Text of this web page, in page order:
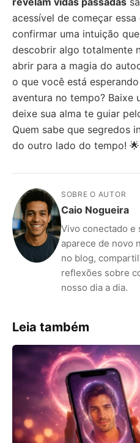
acessível de começar
confirmar uma intuição
descobrir algo totalmente
abrir para a magia do
o que você está
aventura no tempo? Baixe
deixe sua alma te guiar
Quem sabe que segredos
do outro lado do tempo! 🌟
SOBRE O AUTOR
Caio Nogueira
Vivo conectado e
aparece de novo
no blog,
reflexões sobre
nosso dia a dia.
Leia também